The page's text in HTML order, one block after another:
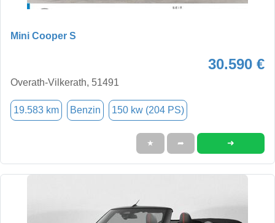
Mini Cooper S
30.590 €
Overath-Vilkerath, 51491
19.583 km Benzin 150 kw (204 PS)
★ ➦ ➜